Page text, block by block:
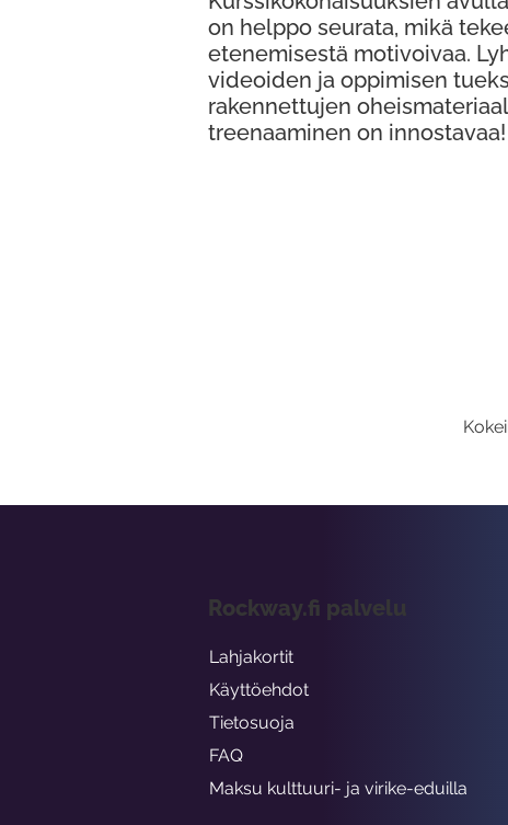
on helppo seurata, mikä
etenemisestä motivoivaa.
videoiden ja oppimisen
rakennettujen
treenaaminen on innostavaa!
Rockway.fi palvelu
Lahjakortit
Käyttöehdot
Tietosuoja
FAQ
Maksu kulttuuri- ja virike-eduilla